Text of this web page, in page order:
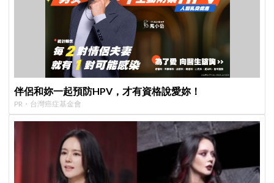
伴侶和妳一起預防HPV，才有資格說愛妳！
PR・台灣癌症基金會